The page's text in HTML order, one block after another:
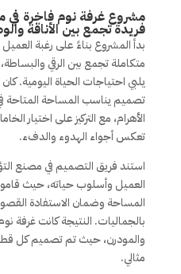
مشروع غرفة نوم فاخرة في
فريدة تجمع بين الأناقة
بدأ المشروع بناءً على رغبة
متكاملة تجمع بين الرقي
يلبي احتياجات الحياة اليومية.
تصميم يناسب المساحة المتاحة
الأهرام، مع التركيز على اختيار
تعكس أجواء الهدوء والدفء.
استند فريق التصميم في مصنع
العميل وأسلوب حياته، حيث
المساحة وضمان الاستفادة
بالجماليات. النتيجة كانت غرفة
والمودرن، حيث تم تصميم كل
مثالي.